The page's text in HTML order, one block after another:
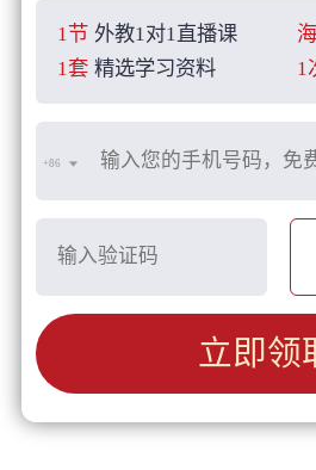
1节 外教1对1直播课
1套 精选学习资料 1
+86
立即领